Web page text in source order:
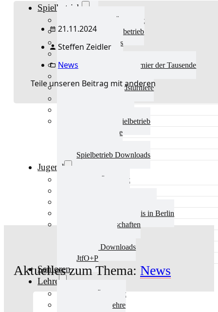
Spielbetrieb
Spielbetrieb Übersicht
Aktuelles Spielbetrieb
BEM & Qualis
TTT – Tischtennisturnier der Tausende
Weitere Verbandsturniere
Mannschaftsspielbetrieb
Vereinsturniere
Spielbetrieb Downloads
Jugend
Jugend Übersicht
Schulsport Tischtennis in Berlin
mini-Meisterschaften
Jugend Downloads
JtfO+P
Senioren
Lehre
Lehre Übersicht
Aktuelles Lehre
21.11.2024
Steffen Zeidler
News
Teile unseren Beitrag mit anderen
Aktuelles zum Thema: News